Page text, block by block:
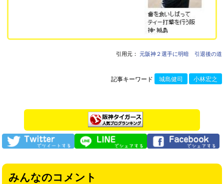
引用元： 元阪神２選手に明暗 引退後の道
記事キーワード 城島健司 小林宏之
みんなのコメント